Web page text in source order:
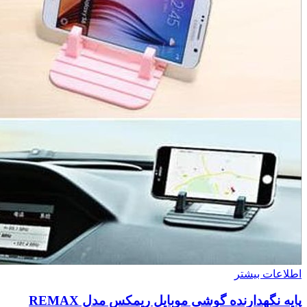
اطلاعات بیشتر
پایه نگهدارنده گوشی موبایل ریمکس مدل REMAX